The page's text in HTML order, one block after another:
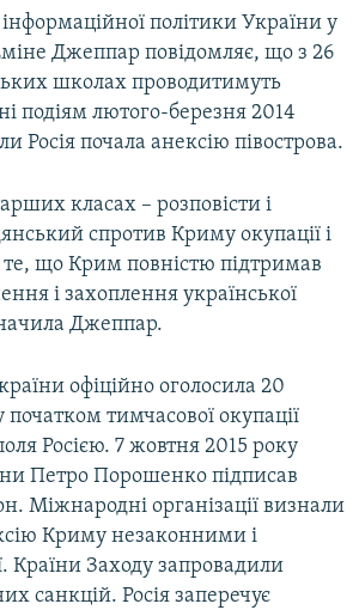
політики України у
Джеппар повідомляє, що з 26
школах проводитимуть
подіям лютого-березня 2014
Росія почала анексію півострова.
класах – розповісти і
спротив Криму окупації і
те, що Крим повністю підтримав
і захоплення української
Джеппар.
офіційно оголосила 20
тимчасової окупації
Росією. 7 жовтня 2015 року
Петро Порошенко підписав
Міжнародні організації визнали
Криму незаконними і
Країни Заходу запровадили
санкцій. Росія заперечує